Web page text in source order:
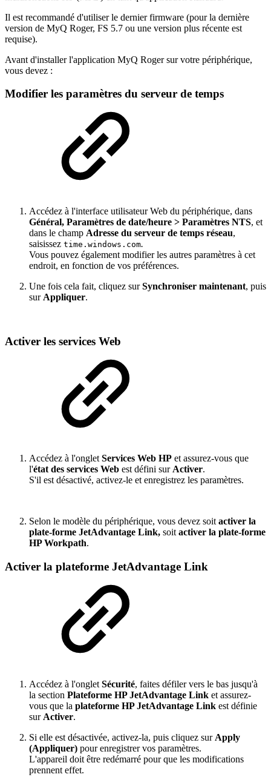
Il est recommandé d'utiliser le dernier firmware (pour la dernière
version de MyQ Roger, FS 5.7 ou une version plus récente est
requise).
Avant d'installer l'application MyQ Roger sur votre périphérique,
vous devez :
Modifier les paramètres du serveur de temps
Accédez à l'interface utilisateur Web du périphérique, dans
Général, Paramètres de date/heure > Paramètres NTS, et
dans le champ Adresse du serveur de temps réseau,
saisissez time.windows.com.
Vous pouvez également modifier les autres paramètres à cet
endroit, en fonction de vos préférences.
Une fois cela fait, cliquez surSynchroniser maintenant, puis
sur Appliquer.
Activer les services Web
Accédez à l'ongletServices Web HP et assurez-vous que
l'état des services Web est défini surActiver.
S'il est désactivé, activez-le et enregistrez les paramètres.
Selon le modèle du périphérique, vous devez soitactiver la
plate-forme JetAdvantage Link, soitactiver la plate-forme
HP Workpath.
Activer la plateforme JetAdvantage Link
Accédez à l'onglet Sécurité, faites défiler vers le bas jusqu'à
la section Plateforme HP JetAdvantage Link et assurez-
vous que la plateforme HP JetAdvantage Link est définie
sur Activer.
Si elle est désactivée, activez-la, puis cliquez sur Apply
(Appliquer) pour enregistrer vos paramètres.
L'appareil doit être redémarré pour que les modifications
prennent effet.